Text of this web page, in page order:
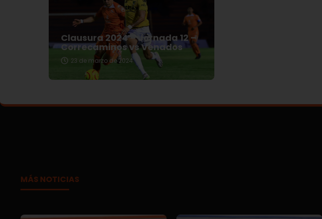
Clausura 2024 – Jornada 12 –
Correcaminos vs Venados
23 de marzo de 2024
MÁS NOTICIAS